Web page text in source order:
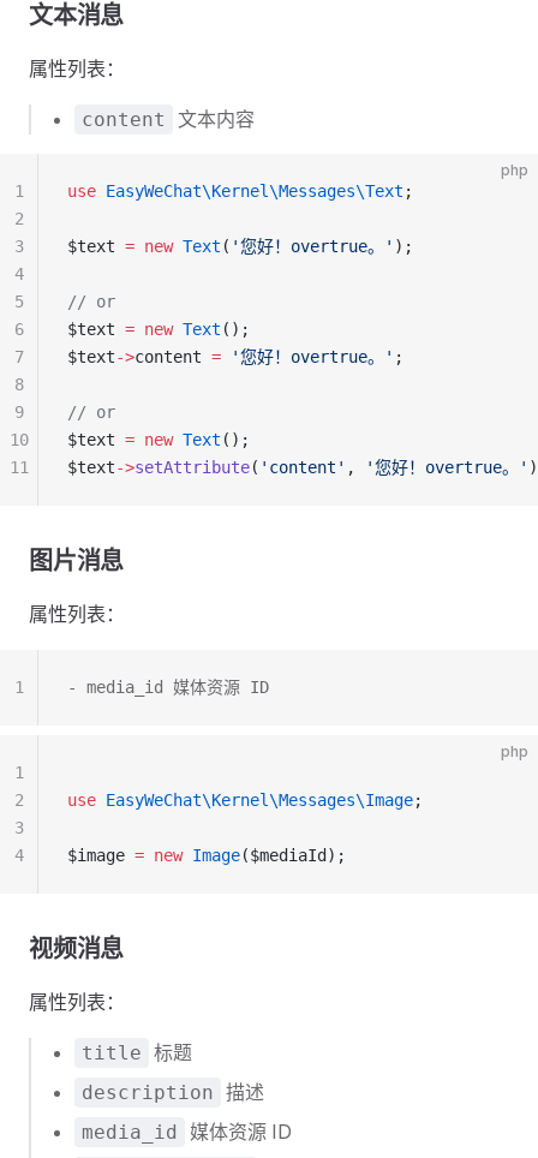
文本消息
属性列表：
content 文本内容
php
use EasyWeChat\Kernel\Messages\Text ;
$text = new Text ( '您好！overtrue。' );
// or
$text = new Text ();
$text->content = '您好！overtrue。' ;
// or
$text = new Text ();
$text->setAttribute( 'content' , '您好！overtrue。'
1
2
3
4
5
6
7
8
9
10
11
图片消息
属性列表：
- media_id 媒体资源 ID
1
php
use EasyWeChat\Kernel\Messages\Image;
$image = new Image($mediaId);
1
2
3
4
视频消息
属性列表：
title 标题
description 描述
media_id 媒体资源 ID